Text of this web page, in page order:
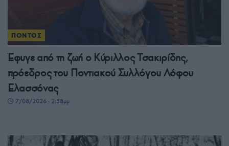
ΠΟΝΤΟΣ
Έφυγε από τη ζωή ο Κύριλλος Τσακιρίδης,
πρόεδρος του Ποντιακού Συλλόγου Λόφου
Ελασσόνας
7/08/2026 - 2:58μμ